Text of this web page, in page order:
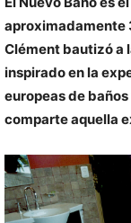
aproximadamente
Clément bautizó a
inspirado en la
europeas de
comparte aquella